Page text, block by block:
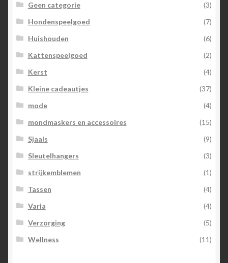
Geen categorie
(3)
Hondenspeelgoed
(7)
Huishouden
(6)
Kattenspeelgoed
(2)
Kerst
(4)
Kleine cadeautjes
(37)
mode
(4)
mondmaskers en accessoires
(15)
Sjaals
(9)
Sleutelhangers
(3)
strijkemblemen
(1)
Tassen
(4)
Varia
(4)
Verzorging
(5)
Wellness
(11)